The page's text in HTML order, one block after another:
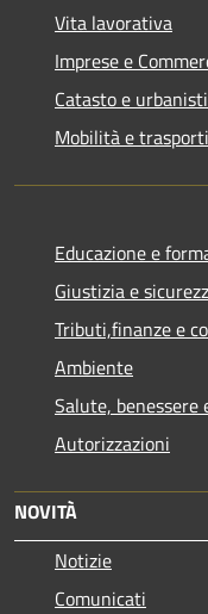
Vita lavorativa
Imprese e
Catasto e
Mobilità e trasporti
Educazione e
Giustizia e
Tributi,finanze e
Ambiente
Salute, benessere
Autorizzazioni
NOVITÀ
Notizie
Comunicati